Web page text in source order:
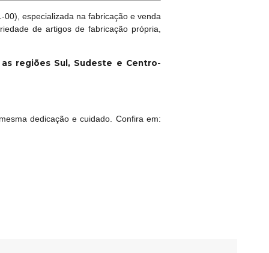
especializada na fabricação e venda
de artigos de fabricação própria,
regiões Sul, Sudeste e Centro-
dedicação e cuidado. Confira em: